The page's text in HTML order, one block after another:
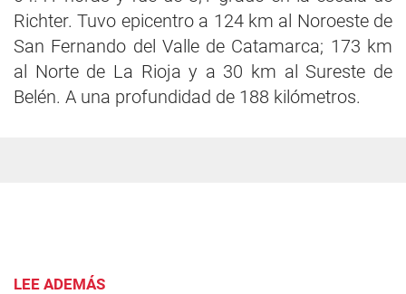
Richter. Tuvo epicentro a 124 km al Noroeste de
San Fernando del Valle de Catamarca; 173 km
al Norte de La Rioja y a 30 km al Sureste de
Belén. A una profundidad de 188 kilómetros.
LEE ADEMÁS